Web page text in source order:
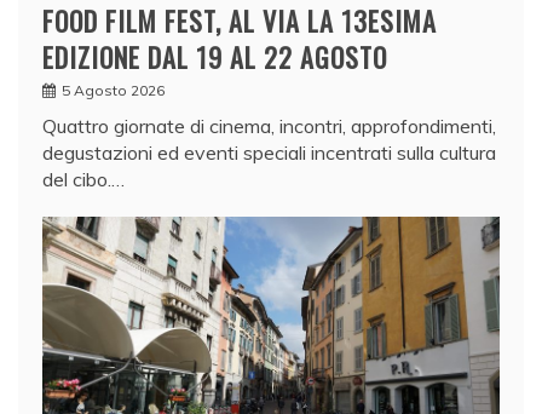
FOOD FILM FEST, AL VIA LA 13ESIMA
EDIZIONE DAL 19 AL 22 AGOSTO
5 Agosto 2026
Quattro giornate di cinema, incontri, approfondimenti,
degustazioni ed eventi speciali incentrati sulla cultura
del cibo.…